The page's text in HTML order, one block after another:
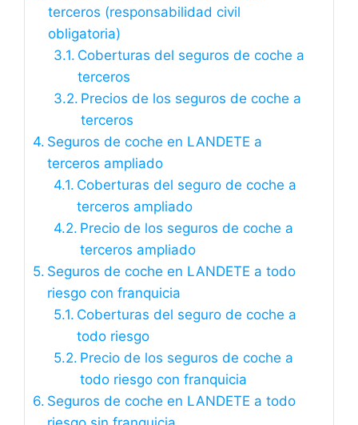
terceros (responsabilidad civil
obligatoria)
Coberturas del seguros de coche a
terceros
Precios de los seguros de coche a
terceros
Seguros de coche en LANDETE a
terceros ampliado
Coberturas del seguro de coche a
terceros ampliado
Precio de los seguros de coche a
terceros ampliado
Seguros de coche en LANDETE a todo
riesgo con franquicia
Coberturas del seguro de coche a
todo riesgo
Precio de los seguros de coche a
todo riesgo con franquicia
Seguros de coche en LANDETE a todo